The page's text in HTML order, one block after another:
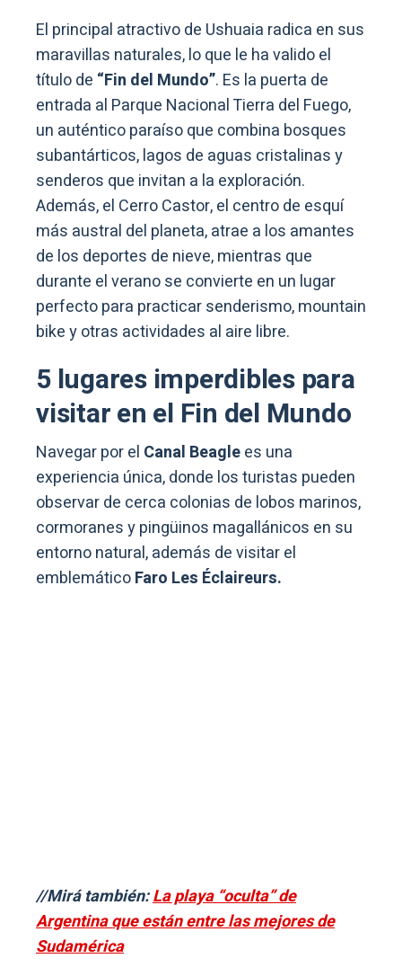
El principal atractivo de Ushuaia radica en sus
maravillas naturales, lo que le ha valido el
título de “Fin del Mundo”. Es la puerta de
entrada al Parque Nacional Tierra del Fuego,
un auténtico paraíso que combina bosques
subantárticos, lagos de aguas cristalinas y
senderos que invitan a la exploración.
Además, el Cerro Castor, el centro de esquí
más austral del planeta, atrae a los amantes
de los deportes de nieve, mientras que
durante el verano se convierte en un lugar
perfecto para practicar senderismo, mountain
bike y otras actividades al aire libre.
5 lugares imperdibles para
visitar en el Fin del Mundo
Navegar por el Canal Beaglees una
experiencia única, donde los turistas pueden
observar de cerca colonias de lobos marinos,
cormoranes y pingüinos magallánicos en su
entorno natural, además de visitar el
emblemáticoFaro Les Éclaireurs.
//Mirá también:La playa “oculta” de
Argentina que están entre las mejores de
Sudamérica